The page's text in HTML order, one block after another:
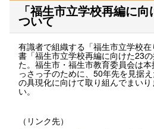
「福生市立学校再編に
ついて
有識者で組織する「福生市立学校
書「福生市立学校再編に向けた23
た。福生市・福生市教育委員会は
っさっ子のために、50年先を見据
の具現化に向けて取り組んでまい
い。
（リンク先）